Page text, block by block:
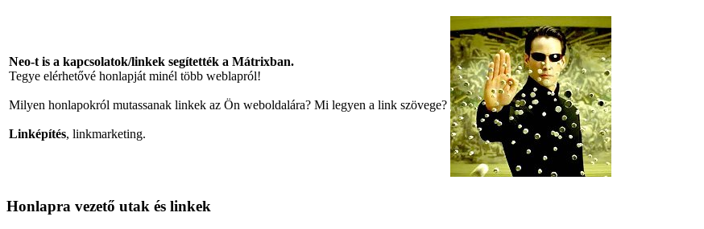
Neo-t is a kapcsolatok/linkek segítették a Mátrixban.
Tegye elérhetővé honlapját minél több weblapról!
Milyen honlapokról mutassanak linkek az Ön weboldalára? Mi legyen a link szövege?
Linképítés, linkmarketing.
Honlapra vezető utak és linkek